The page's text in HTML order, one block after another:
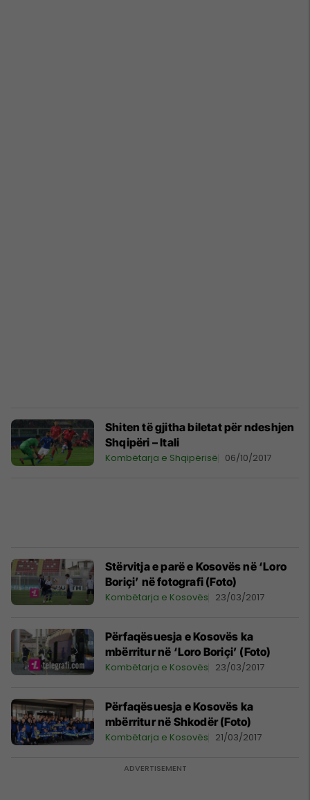
Shiten të gjitha biletat për ndeshjen
Shqipëri – Itali
Kombëtarja e Shqipërisë 06/10/2017
Stërvitja e parë e Kosovës në ‘Loro
Boriçi’ në fotografi (Foto)
Kombëtarja e Kosovës 23/03/2017
Përfaqësuesja e Kosovës ka
mbërritur në ‘Loro Boriçi’ (Foto)
Kombëtarja e Kosovës 23/03/2017
Përfaqësuesja e Kosovës ka
mbërritur në Shkodër (Foto)
Kombëtarja e Kosovës 21/03/2017